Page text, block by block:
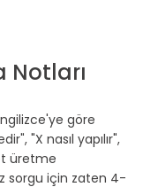
Notları
göre
"X nasıl yapılır",
üretme
sorgu için zaten 4-